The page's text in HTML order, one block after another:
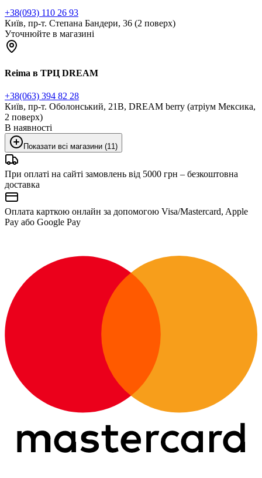
+38(093) 110 26 93
Київ, пр-т. Степана Бандери, 36 (2 поверх)
Уточнюйте в магазині
Reima в ТРЦ DREAM
+38(063) 394 82 28
Київ, пр-т. Оболонський, 21В, DREAM berry (атріум Мексика,
2 поверх)
В наявності
Показати всі магазини (11)
При оплаті на сайті замовлень від 5000 грн – безкоштовна
доставка
Оплата карткою онлайн за допомогою Visa/Mastercard, Apple
Pay або Google Pay